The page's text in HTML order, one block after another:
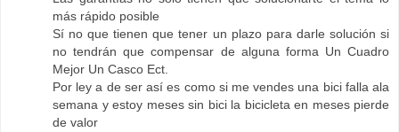
más rápido posible
Sí no que tienen que tener un plazo para darle solución si
no tendrán que compensar de alguna forma Un Cuadro
Mejor Un Casco Ect.
Por ley a de ser así es como si me vendes una bici falla ala
semana y estoy meses sin bici la bicicleta en meses pierde
de valor